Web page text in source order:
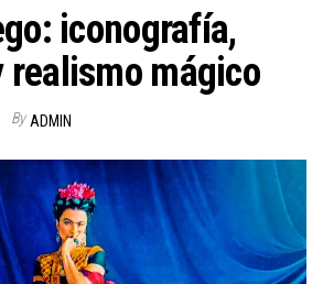
iconografía,
realismo mágico
By ADMIN